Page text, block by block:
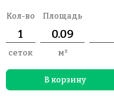
Кол-во
сеток
Площадь
м²
В корзину